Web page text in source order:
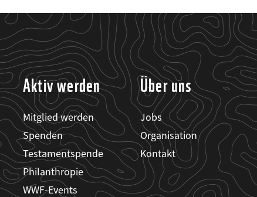
Aktiv werden
Mitglied werden
Spenden
Testamentspende
Philanthropie
WWF-Events
Über uns
Jobs
Organisation
Kontakt